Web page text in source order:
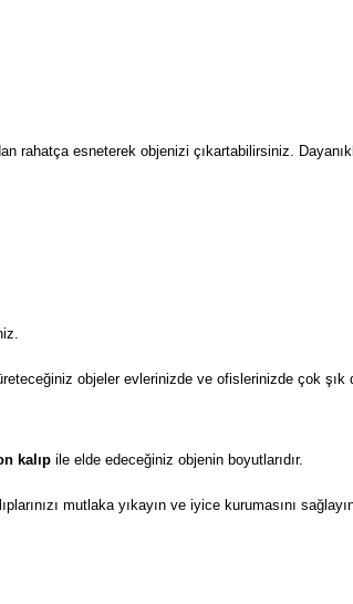
rahatça esneterek objenizi çıkartabilirsiniz.
objeler evlerinizde ve ofislerinizde çok
kalıp ile elde edeceğiniz objenin boyutlarıdır.
mutlaka yıkayın ve iyice kurumasını